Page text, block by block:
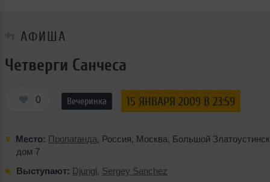
АФИША
Четверги Санчеса
0 Вечеринка 15 ЯНВАРЯ 2009 В 23:59
Место: Пропаганда, Россия, Москва, Большой
дом 7
Выступают: Djungl, Sergey Sanchez